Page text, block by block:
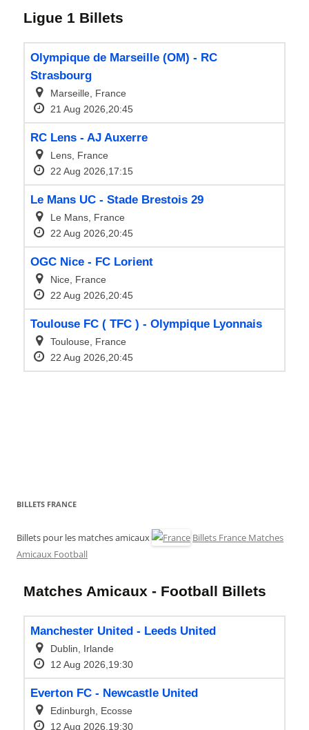
BILLETS FRANCE
Billets pour les matches amicaux
Billets France Matches
Amicaux Football